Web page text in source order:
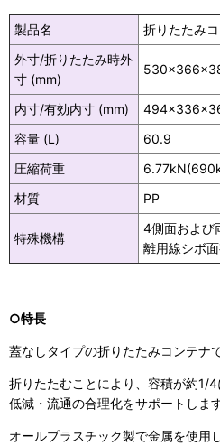
製品名
折りたたみ
外寸/折りたたみ時外
寸 (mm)
内寸/有効内寸 (mm)
容量 (L)
60.9
圧縮荷重
材質
PP
特殊機構
4側面および
離用線シボ面
○特長
蓋なしタイプの折りたたみコンテナで
折りたたむことにより、容積が約1/
低減・流通の合理化をサポートします
オールプラスチック製で金属を使用